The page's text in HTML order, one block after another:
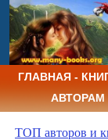
ГЛАВНАЯ -
АВТОРАМ
ТОП авторов и